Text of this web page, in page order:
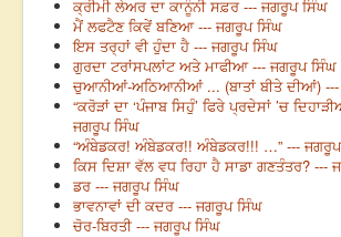
ਕ੍ਰੀਮੀ ਲੇਅਰ ਦਾ ਕਾਨੂੰਨੀ ਸਫ਼ਰ --- ਜਗਰੂਪ ਸਿੰਘ
ਮੈਂ ਲਫਟੈਣ ਕਿਵੇਂ ਬਣਿਆ --- ਜਗਰੂਪ ਸਿੰਘ
ਇਸ ਤਰ੍ਹਾਂ ਵੀ ਹੁੰਦਾ ਹੈ --- ਜਗਰੂਪ ਸਿੰਘ
ਗੁਰਦਾ ਟਰਾਂਸਪਲਾਂਟ ਅਤੇ ਮਾਫੀਆ --- ਜਗਰੂਪ ਸਿੰਘ
ਚੁਆਨੀਆਂ-ਅਠਿਆਨੀਆਂ ... (ਬਾਤਾਂ ਬੀਤੇ ਦੀਆਂ)
“ਕਰੋੜਾਂ ਦਾ ‘ਪੰਜਾਬ ਸਿਹੁੰ’ ਫਿਰੇ ਪ੍ਰਦੇਸਾਂ ’ਚ
ਜਗਰੂਪ ਸਿੰਘ
“ਅੰਬੇਡਕਰ! ਅੰਬੇਡਕਰ!! ਅੰਬੇਡਕਰ!!! …” ---
ਕਿਸ ਦਿਸ਼ਾ ਵੱਲ ਵਧ ਰਿਹਾ ਹੈ ਸਾਡਾ ਗਣਤੰਤਰ? ---
ਡਰ --- ਜਗਰੂਪ ਸਿੰਘ
ਭਾਵਨਾਵਾਂ ਦੀ ਕਦਰ --- ਜਗਰੂਪ ਸਿੰਘ
ਚੋਰ-ਬਿਰਤੀ --- ਜਗਰੂਪ ਸਿੰਘ